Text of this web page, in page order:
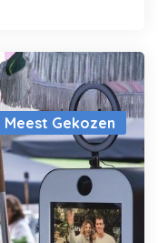
Meest Gekozen